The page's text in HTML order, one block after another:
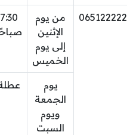
065122222
من يوم
الإثنين
إلى يوم
الخميس
7:30
يوم
الجمعة
ويوم
السبت